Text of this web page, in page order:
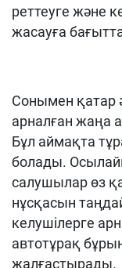
реттеуге және
жасауға
Сонымен қатар
арналған жаңа
Бұл аймақта
болады.
салушылар өз
нұсқасын
келушілерге
автотұрақ
жалғастырады.